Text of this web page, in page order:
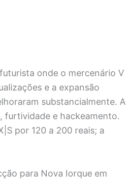
onde o mercenário V
e a expansão
substancialmente. A
furtividade e hackeamento.
por 120 a 200 reais; a
para Nova Iorque em